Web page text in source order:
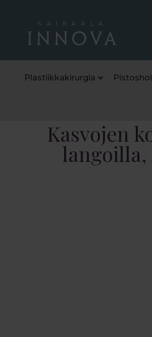
Plastiikkakirurgia
Kasvojen
langoilla,